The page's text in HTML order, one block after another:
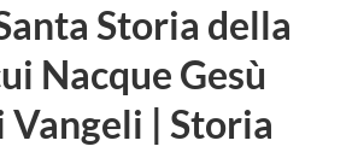
Storia della
Nacque Gesù
Vangeli | Storia